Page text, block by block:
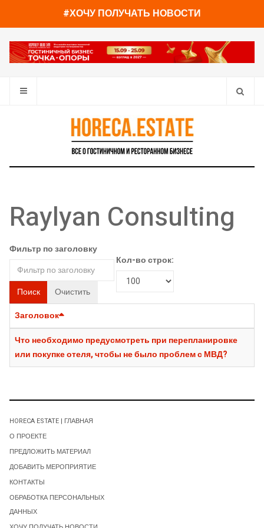
#ХОЧУ ПОЛУЧАТЬ НОВОСТИ
Raylyan Consulting
Фильтр по заголовку
Поиск Очистить
Кол-во строк:
Заголовок
Что необходимо предусмотреть при перепланировке
или покупке отеля, чтобы не было проблем с МВД?
HORECA ESTATE | ГЛАВНАЯ
О ПРОЕКТЕ
ПРЕДЛОЖИТЬ МАТЕРИАЛ
ДОБАВИТЬ МЕРОПРИЯТИЕ
КОНТАКТЫ
ОБРАБОТКА ПЕРСОНАЛЬНЫХ
ДАННЫХ